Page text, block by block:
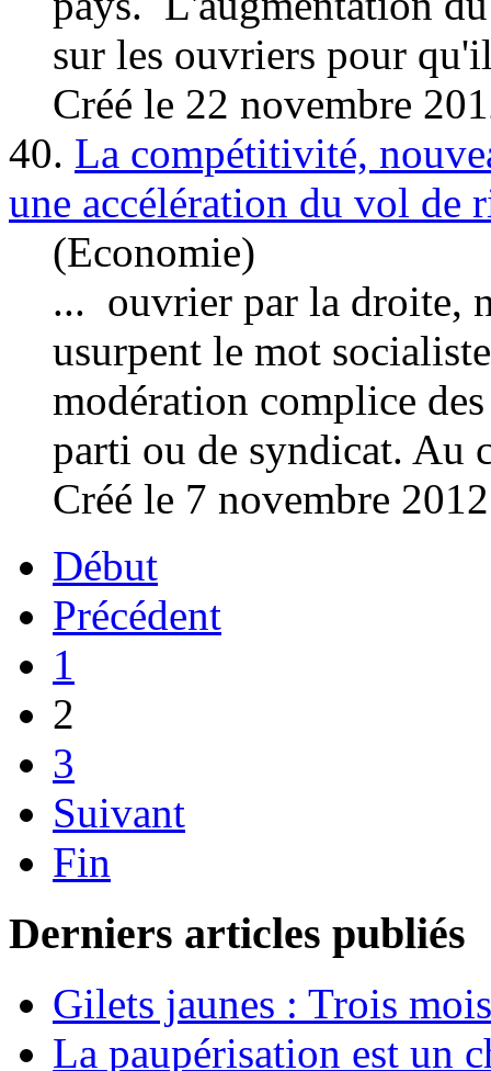
sur les ouvriers pour
Créé le 22 novembre
40. La compétitivité,
une accélération du vol de
(Economie)
... ouvrier par la droite,
usurpent le mot
modération complice
parti ou de syndicat. Au
Créé le 7 novembre 2012
Début
Précédent
1
2
3
Suivant
Fin
Derniers articles publiés
Gilets jaunes : Trois
La paupérisation est un